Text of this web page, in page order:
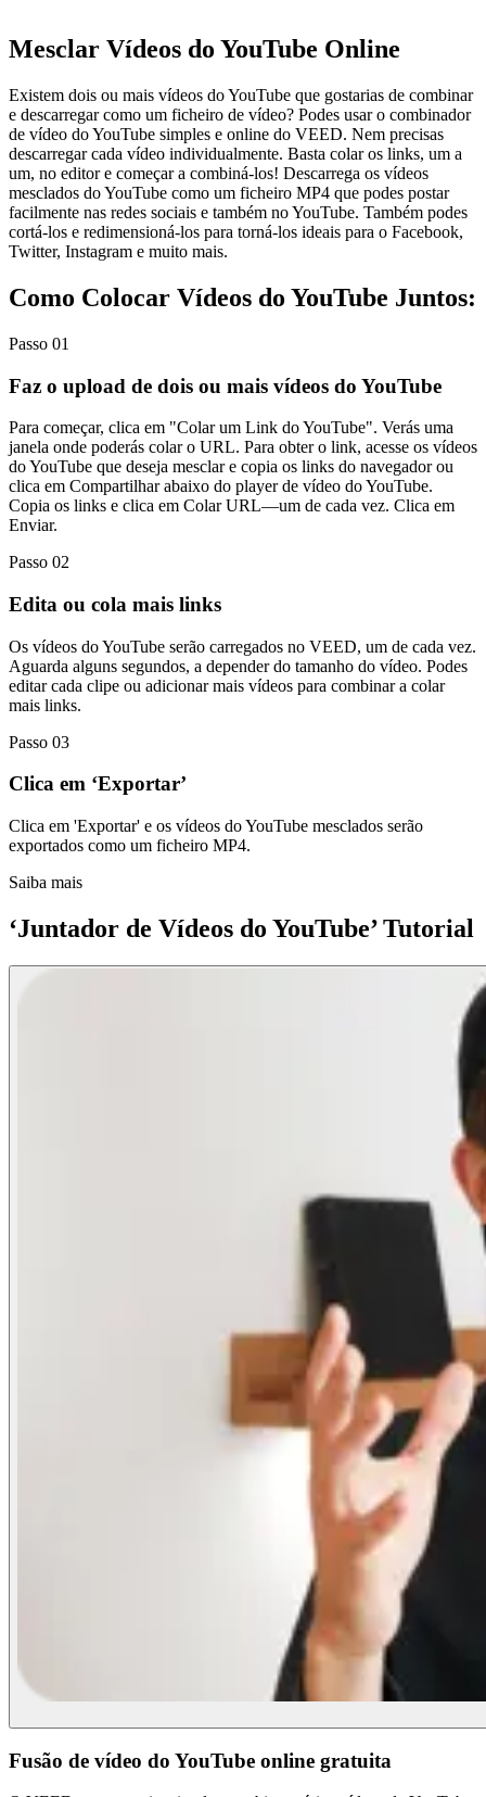
Mesclar Vídeos do YouTube Online
Existem dois ou mais vídeos do YouTube que gostarias de combinar
e descarregar como um ficheiro de vídeo? Podes usar o combinador
de vídeo do YouTube simples e online do VEED. Nem precisas
descarregar cada vídeo individualmente. Basta colar os links, um a
um, no editor e começar a combiná-los! Descarrega os vídeos
mesclados do YouTube como um ficheiro MP4 que podes postar
facilmente nas redes sociais e também no YouTube. Também podes
cortá-los e redimensioná-los para torná-los ideais para o Facebook,
Twitter, Instagram e muito mais.
Como Colocar Vídeos do YouTube Juntos:
Passo 01
Faz o upload de dois ou mais vídeos do YouTube
Para começar, clica em "Colar um Link do YouTube". Verás uma
janela onde poderás colar o URL. Para obter o link, acesse os vídeos
do YouTube que deseja mesclar e copia os links do navegador ou
clica em Compartilhar abaixo do player de vídeo do YouTube.
Copia os links e clica em Colar URL—um de cada vez. Clica em
Enviar.
Passo 02
Edita ou cola mais links
Os vídeos do YouTube serão carregados no VEED, um de cada vez.
Aguarda alguns segundos, a depender do tamanho do vídeo. Podes
editar cada clipe ou adicionar mais vídeos para combinar a colar
mais links.
Passo 03
Clica em ‘Exportar’
Clica em 'Exportar' e os vídeos do YouTube mesclados serão
exportados como um ficheiro MP4.
Saiba mais
‘Juntador de Vídeos do YouTube’ Tutorial
Fusão de vídeo do YouTube online gratuita